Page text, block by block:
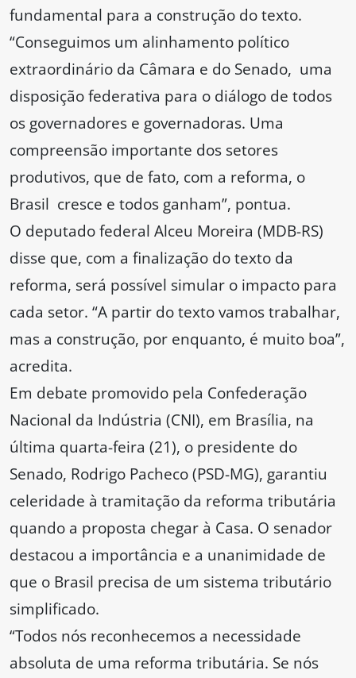
fundamental para a construção do texto.
“Conseguimos um alinhamento político
extraordinário da Câmara e do Senado, uma
disposição federativa para o diálogo de todos
os governadores e governadoras. Uma
compreensão importante dos setores
produtivos, que de fato, com a reforma, o
Brasil cresce e todos ganham”, pontua.
O deputado federal Alceu Moreira (MDB-RS)
disse que, com a finalização do texto da
reforma, será possível simular o impacto para
cada setor. “A partir do texto vamos trabalhar,
mas a construção, por enquanto, é muito boa”,
acredita.
Em debate promovido pela Confederação
Nacional da Indústria (CNI), em Brasília, na
última quarta-feira (21), o presidente do
Senado, Rodrigo Pacheco (PSD-MG), garantiu
celeridade à tramitação da reforma tributária
quando a proposta chegar à Casa. O senador
destacou a importância e a unanimidade de
que o Brasil precisa de um sistema tributário
simplificado.
“Todos nós reconhecemos a necessidade
absoluta de uma reforma tributária. Se nós